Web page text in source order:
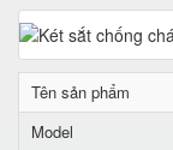
Tên sản phẩm
Model